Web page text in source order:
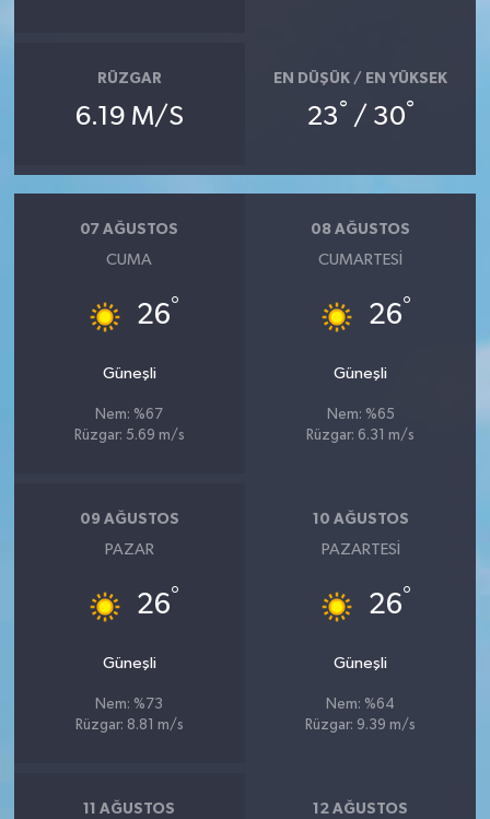
RÜZGAR
6.19 M/S
EN DÜŞÜK / EN YÜKSEK
23° / 30°
07 AĞUSTOS
CUMA
26°
Güneşli
Nem: %67
Rüzgar: 5.69 m/s
08 AĞUSTOS
CUMARTESI
26°
Güneşli
Nem: %65
Rüzgar: 6.31 m/s
09 AĞUSTOS
PAZAR
26°
Güneşli
Nem: %73
Rüzgar: 8.81 m/s
10 AĞUSTOS
PAZARTESI
26°
Güneşli
Nem: %64
Rüzgar: 9.39 m/s
11 AĞUSTOS 12 AĞUSTOS